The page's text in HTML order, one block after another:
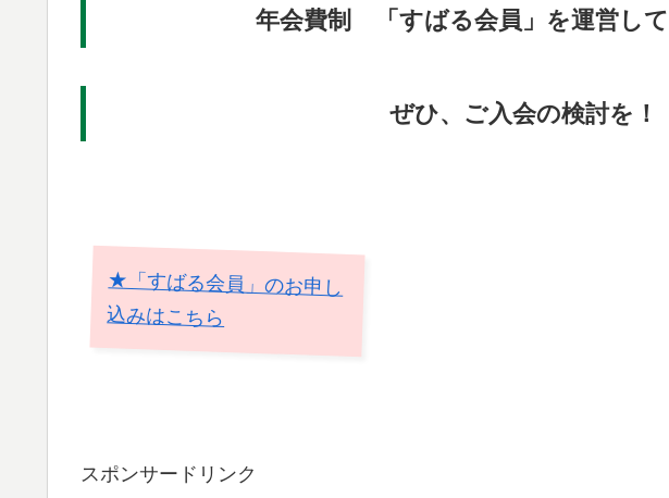
年会費制 「すばる会員」を運営して
ぜひ、ご入会の検討を！
★「すばる会員」のお申し
込みはこちら
スポンサードリンク